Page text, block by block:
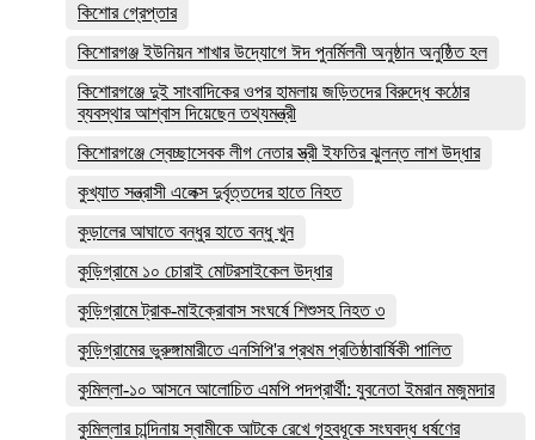
কিশোর গ্রেপ্তার
কিশোরগঞ্জ ইউনিয়ন শাখার উদ্যোগে ঈদ পুনর্মিলনী অনুষ্ঠান অনুষ্ঠিত হল
কিশোরগঞ্জে দুই সাংবাদিকের ওপর হামলায় জড়িতদের বিরুদ্ধে কঠোর
ব্যবস্থার আশ্বাস দিয়েছেন তথ্যমন্ত্রী
কিশোরগঞ্জে স্বেচ্ছাসেবক লীগ নেতার স্ত্রী ইফতির ঝুলন্ত লাশ উদ্ধার
কুখ্যাত সন্ত্রাসী এলেক্স দুর্বৃত্তদের হাতে নিহত
কুড়ালের আঘাতে বন্ধুর হাতে বন্ধু খুন
কুড়িগ্রামে ১০ চোরাই মোটরসাইকেল উদ্ধার
কুড়িগ্রামে ট্রাক-মাইক্রোবাস সংঘর্ষে শিশুসহ নিহত ৩
কুড়িগ্রামের ভুরুঙ্গামারীতে এনসিপি'র প্রথম প্রতিষ্ঠাবার্ষিকী পালিত
কুমিল্লা-১০ আসনে আলোচিত এমপি পদপ্রার্থী: যুবনেতা ইমরান মজুমদার
কুমিল্লার চান্দিনায় স্বামীকে আটকে রেখে গৃহবধূকে সংঘবদ্ধ ধর্ষণের